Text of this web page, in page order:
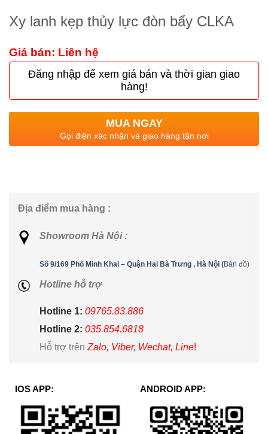
Xy lanh kẹp thủy lực đòn bẩy CLKA
Giá bán: Liên hệ
Đăng nhập để xem giá bán và thời gian giao
hàng!
MUA NGAY
Gọi điện xác nhận và giao hàng tận nơi
Địa điểm mua hàng :
Showroom Hà Nội :
Số 9/169 Phố Minh Khai – Quận Hai Bà Trưng , Hà Nội (Bản đồ)
Hotline hỗ trợ
Hotline 1: 09765.83.886
Hotline 2: 035.854.6818
Hỗ trợ trên Zalo, Viber, Wechat, Line!
IOS APP: ANDROID APP: